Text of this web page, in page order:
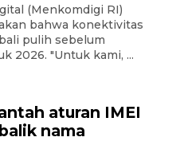
(Menkomdigi RI)
bahwa konektivitas
pulih sebelum
2026. "Untuk kami, ...
aturan IMEI
nama